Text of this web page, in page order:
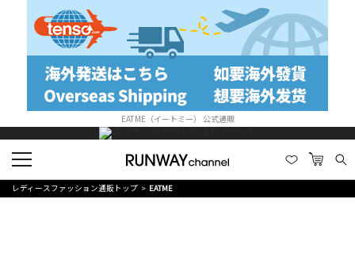
EATME（イートミー） 公式通販
レディースファッション通販トップ EATME